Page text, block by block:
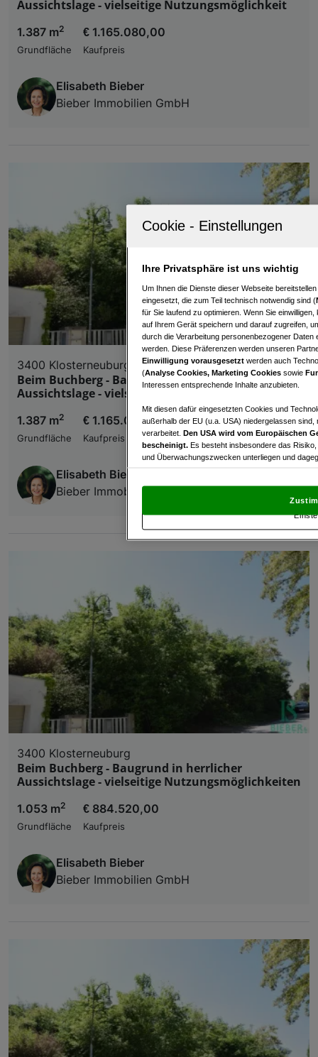
Aussichtslage - vielseitige Nutzungsmöglichkeit
1.387 m2
Grundfläche
€ 1.165.080,00
Kaufpreis
Elisabeth Bieber
Bieber Immobilien GmbH
3400 Klosterneuburg
Beim Buchberg - Baugrund in herrlicher
Aussichtslage - vielseitige Nutzungsmöglichkeit
1.387 m2
Grundfläche
€ 1.165.080,00
Kaufpreis
Elisabeth Bieber
Bieber Immobilien GmbH
3400 Klosterneuburg
Beim Buchberg - Baugrund in herrlicher
Aussichtslage - vielseitige Nutzungsmöglichkeiten
1.053 m2
Grundfläche
€ 884.520,00
Kaufpreis
Elisabeth Bieber
Bieber Immobilien GmbH
Ihre Privatsphäre ist uns wichtig
Um Ihnen die Dienste dieser Webseite
eingesetzt, die zum Teil technisch notwendig sind (
für Sie laufend zu optimieren. Wenn Sie
auf Ihrem Gerät speichern und darauf zugreifen,
durch die Verarbeitung personenbezogener
werden. Diese Präferenzen werden unseren
Einwilligung vorausgesetzt werden auch
(Analyse Cookies, Marketing Cookies sowie
Interessen entsprechende Inhalte anzubieten.
Mit diesen dafür eingesetzten Cookies und
außerhalb der EU (u.a. USA) niedergelassen
verarbeitet. Den USA wird vom Europäischen
bescheinigt. Es besteht insbesondere das
und Überwachungszwecken unterliegen und
und Widerspruch gegen die Verarbeitung auf der
„Cookie Einstellungen“, die sich auf jeder Seite
Wir und unsere Partner
Verwendung genauer Standortdaten.
Zugriff auf Informationen auf einem Endgerät.
und der Performance von Inhalten,
Liste der Partner (Lieferanten)